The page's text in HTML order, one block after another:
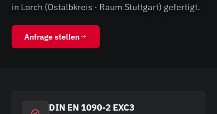
in Lorch (Ostalbkreis · Raum Stuttgart) gefertigt.
Anfrage stellen
DIN EN 1090-2 EXC3